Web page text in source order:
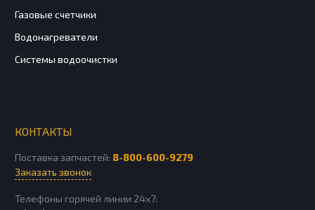
Газовые счетчики
Водонагреватели
Системы водоочистки
КОНТАКТЫ
Поставка запчастей: 8-800-600-9279
Заказать звонок
Телефоны горячей линии 24х7: